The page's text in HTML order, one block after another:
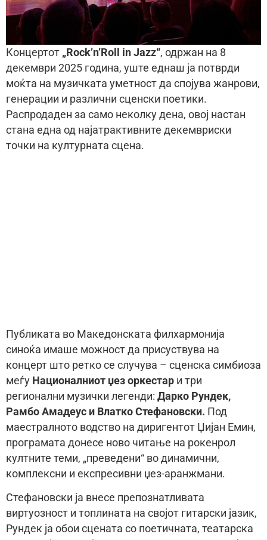
Концертот „Rock’n’Roll in Jazz“, одржан на 8
декември 2025 година, уште еднаш ја потврди
моќта на музичката уметност да спојува жанрови,
генерации и различни сценски поетики.
Распродаден за само неколку дена, овој настан
стана една од најатрактивните декемвриски
точки на културната сцена.
Публиката во Македонската филхармонија
синоќа имаше можност да присуствува на
концерт што ретко се случува – сценска симбиоза
меѓу Националниот џез оркестар и три
регионални музички легенди: Дарко Рундек,
Рамбо Амадеус и Влатко Стефановски. Под
маестралното водство на диригентот Џијан Емин,
програмата донесе ново читање на рокенрол
култните теми, „преведени“ во динамични,
комплексни и експресивни џез-аранжмани.
Стефановски ја внесе препознатливата
виртуозност и топлината на својот гитарски јазик,
Рундек ја обои сцената со поетичната, театарска